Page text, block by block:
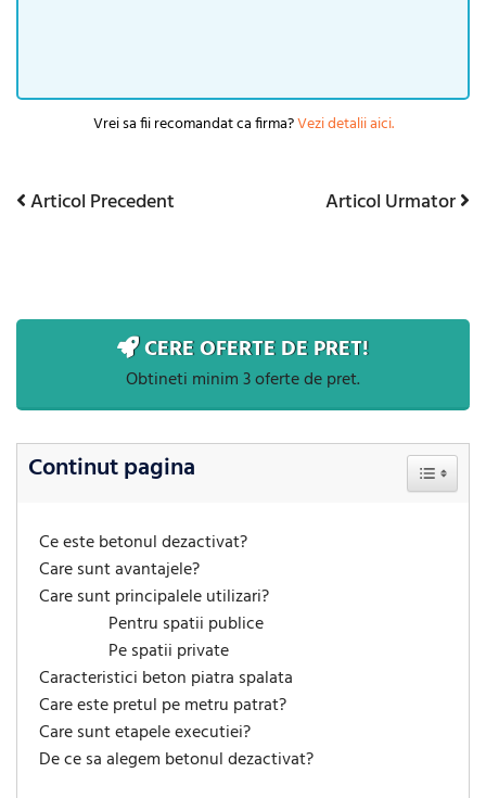
Vrei sa fii recomandat ca firma?Vezi detalii aici.
Navigare
articole
Articol
Articol Precedent
Articol
Articol Urmator
CERE OFERTE DE PRET!
Obtineti minim 3 oferte de pret.
Continut pagina Toggle
Ce este betonul dezactivat?
Care sunt avantajele?
Care sunt principalele utilizari?
Pentru spatii publice
Pe spatii private
Caracteristici beton piatra spalata
Care este pretul pe metru patrat?
Care sunt etapele executiei?
De ce sa alegem betonul dezactivat?